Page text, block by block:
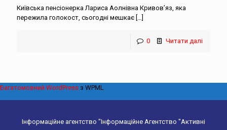
Київська пенсіонерка Лариса Аолнівна Кривов’яз, яка
пережила голокост, сьогодні мешкає
0 Читати далі
Інформаційне агентство "Інформаційне Агентство "Активні
Багатомовний WordPress з WPML